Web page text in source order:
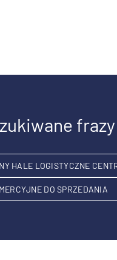
frazy
HALE LOGISTYCZNE
DO SPRZEDANIA